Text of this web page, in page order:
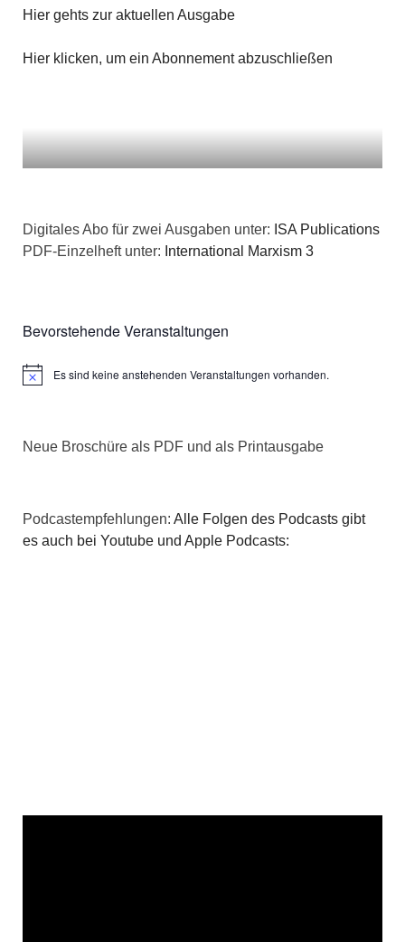
Hier gehts zur aktuellen Ausgabe
Hier klicken, um ein Abonnement abzuschließen
Digitales Abo für zwei Ausgaben unter: ISA Publications
PDF-Einzelheft unter: International Marxism 3
Bevorstehende Veranstaltungen
HinweisEs sind keine anstehenden Veranstaltungen vorhanden.
Neue Broschüre als PDF und als Printausgabe
Podcastempfehlungen: Alle Folgen des Podcasts gibt
es auch bei Youtube und Apple Podcasts: